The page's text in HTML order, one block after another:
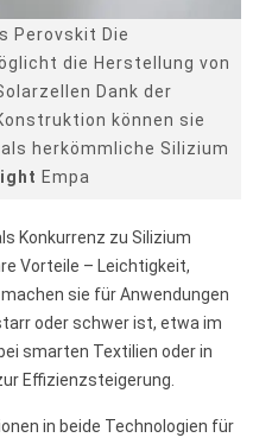
Perovskit Die
die Herstellung von
Dank der
können sie
herkömmliche Silizium
Empa
Konkurrenz zu Silizium
Vorteile – Leichtigkeit,
sie für Anwendungen
oder schwer ist, etwa im
smarten Textilien oder in
Effizienzsteigerung.
in beide Technologien für